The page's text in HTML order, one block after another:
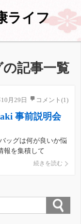
ライフ
記事一覧
月29日 コメント(1)
事前説明会
ッグは何が良いか悩
報を集積して
bag」にしまし
続きを読む